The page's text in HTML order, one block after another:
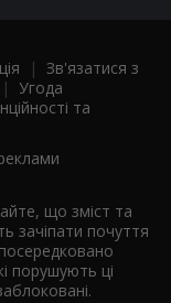
| Зв'язатися з
| Угода
та
що зміст та
зачіпати почуття
порушують ці